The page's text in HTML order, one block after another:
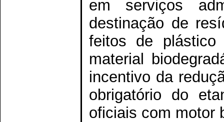
em serviços
destinação de
feitos de plástico
material
incentivo da
obrigatório do
oficiais com motor